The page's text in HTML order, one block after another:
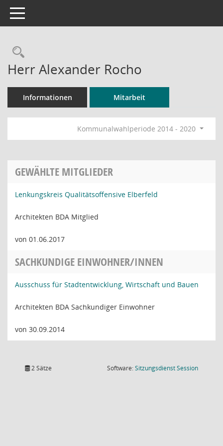
Toggle navigation
Rechercheauswahl
Herr Alexander Rocho
Informationen Mitarbeit
Kommunalwahlperiode 2014 - 2020
GEWÄHLTE MITGLIEDER
Lenkungskreis Qualitätsoffensive Elberfeld
Architekten BDA Mitglied
von 01.06.2017
SACHKUNDIGE EINWOHNER/INNEN
Ausschuss für Stadtentwicklung, Wirtschaft und Bauen
Architekten BDA Sachkundiger Einwohner
von 30.09.2014
2 Sätze Software:SitzungsdienstSession(Wird in